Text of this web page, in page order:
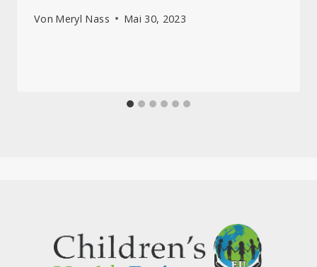
Von Meryl Nass Mai 30, 2023